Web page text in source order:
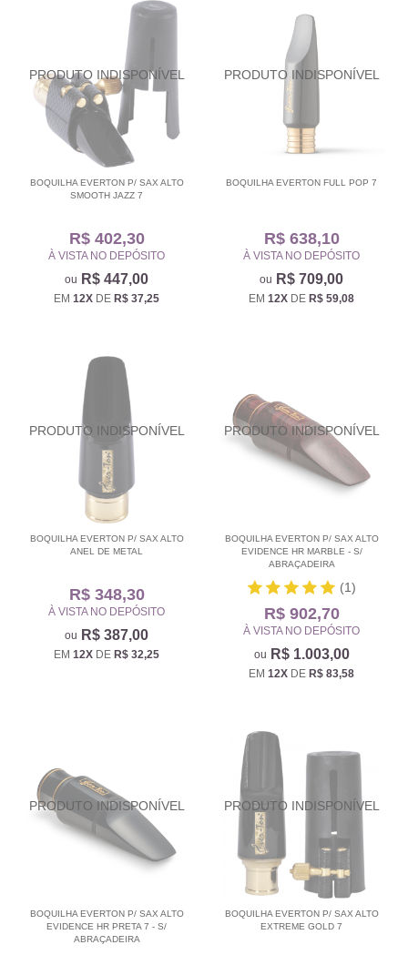
BOQUILHA EVERTON P/ SAX ALTO
SMOOTH JAZZ 7
R$ 402,30
À VISTA NO DEPÓSITO
R$ 447,00
EM 12X DE R$ 37,25
BOQUILHA EVERTON FULL POP 7
R$ 638,10
À VISTA NO DEPÓSITO
R$ 709,00
EM 12X DE R$ 59,08
BOQUILHA EVERTON P/ SAX ALTO
ANEL DE METAL
R$ 348,30
À VISTA NO DEPÓSITO
R$ 387,00
EM 12X DE R$ 32,25
BOQUILHA EVERTON P/ SAX ALTO
EVIDENCE HR MARBLE - S/
ABRAÇADEIRA
(1)
R$ 902,70
À VISTA NO DEPÓSITO
R$ 1.003,00
EM 12X DE R$ 83,58
BOQUILHA EVERTON P/ SAX ALTO
EVIDENCE HR PRETA 7 - S/
ABRAÇADEIRA
BOQUILHA EVERTON P/ SAX ALTO
EXTREME GOLD 7